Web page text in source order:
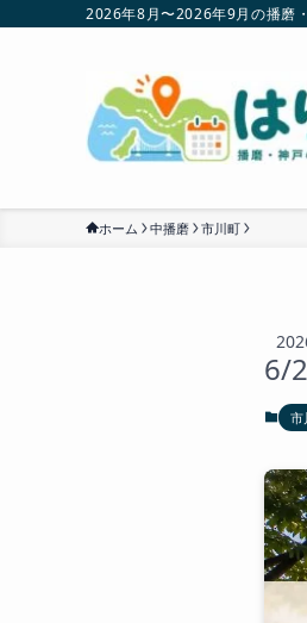
2026年8月〜2026年9月の播磨
ホーム 中播磨 市川町
6/
市